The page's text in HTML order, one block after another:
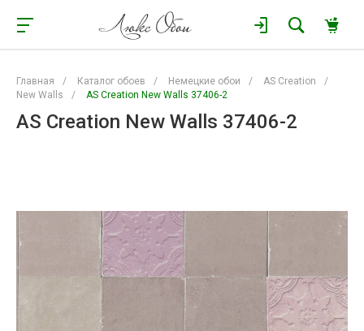
Главная / Каталог обоев / Немецкие обои / AS Creation
/
New Walls
/ AS Creation New Walls 37406-2
AS Creation New Walls 37406-2